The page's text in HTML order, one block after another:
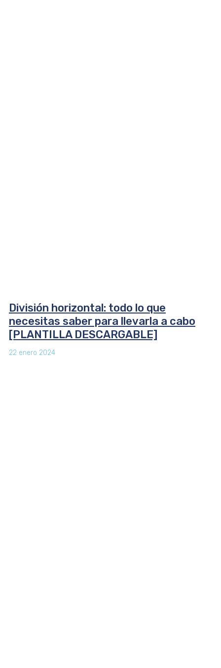
División horizontal: todo lo que
necesitas saber para llevarla a cabo
[PLANTILLA DESCARGABLE]
22 enero 2024